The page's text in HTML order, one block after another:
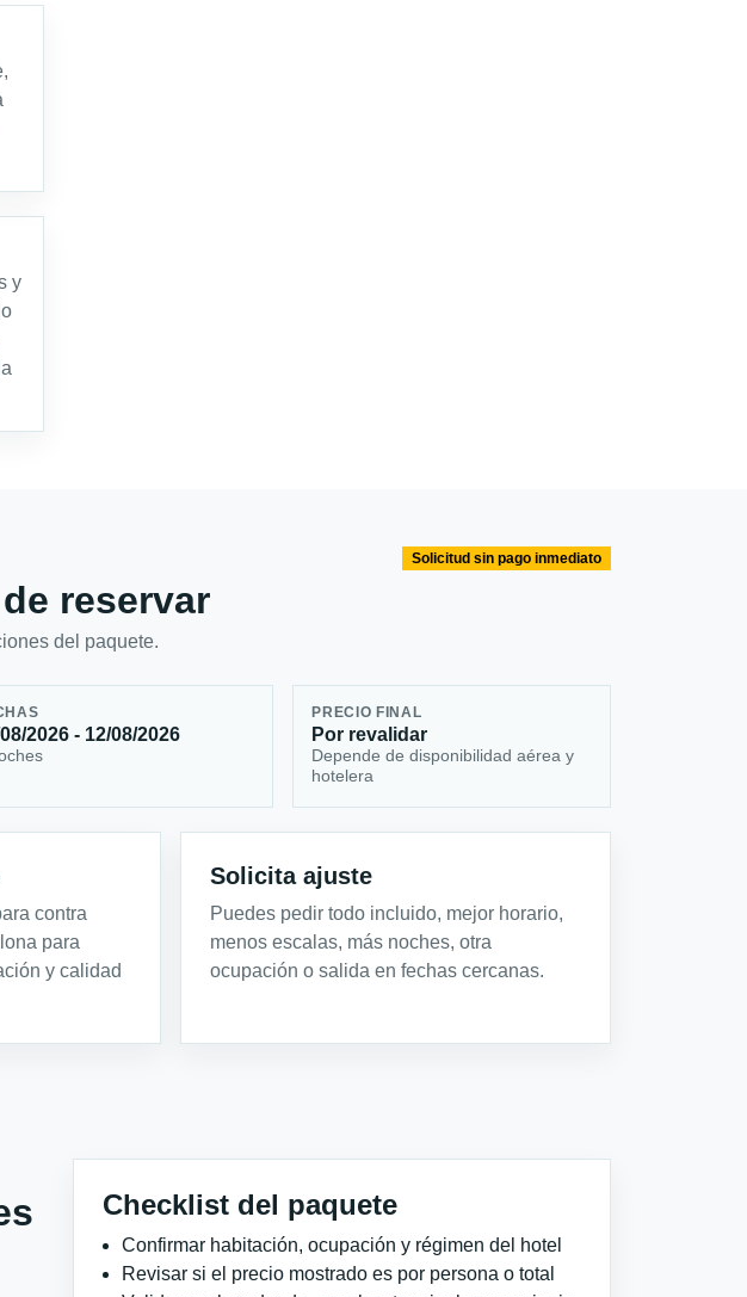
y
reservar
del paquete.
Solicitud sin pago inmediato
2026 - 12/08/2026
PRECIO FINAL
Por revalidar
Depende de disponibilidad aérea y
hotelera
contra
para
y calidad
Solicita ajuste
Puedes pedir todo incluido, mejor horario,
menos escalas, más noches, otra
ocupación o salida en fechas cercanas.
Checklist del paquete
Confirmar habitación, ocupación y régimen del hotel
Revisar si el precio mostrado es por persona o total